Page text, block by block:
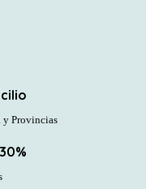
Provincias